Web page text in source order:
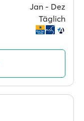
Jan ‐ Dez
Täglich